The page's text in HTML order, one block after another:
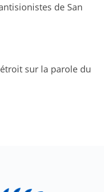
de San
sur la parole du